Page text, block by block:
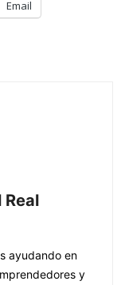
Email
ayudando en
y